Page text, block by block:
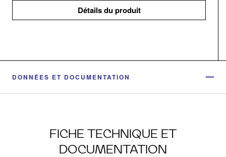
Détails du produit
DONNÉES ET DOCUMENTATION
FICHE TECHNIQUE ET
DOCUMENTATION